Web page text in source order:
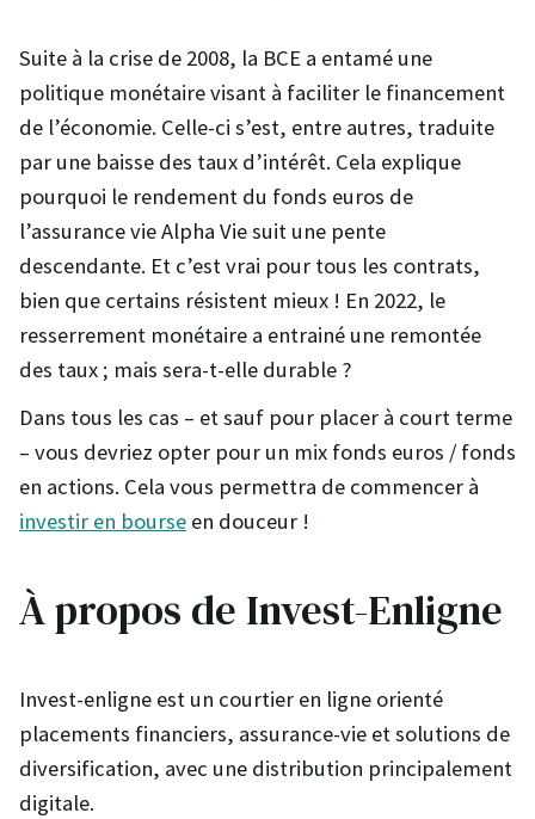
Suite à la crise de 2008, la BCE a entamé une
politique monétaire visant à faciliter le financement
de l’économie. Celle-ci s’est, entre autres, traduite
par une baisse des taux d’intérêt. Cela explique
pourquoi le rendement du fonds euros de
l’assurance vie Alpha Vie suit une pente
descendante. Et c’est vrai pour tous les contrats,
bien que certains résistent mieux ! En 2022, le
resserrement monétaire a entrainé une remontée
des taux ; mais sera-t-elle durable ?
Dans tous les cas – et sauf pour placer à court terme
– vous devriez opter pour un mix fonds euros / fonds
en actions. Cela vous permettra de commencer à
investir en bourse en douceur !
À propos de Invest-Enligne
Invest-enligne est un courtier en ligne orienté
placements financiers, assurance-vie et solutions de
diversification, avec une distribution principalement
digitale.